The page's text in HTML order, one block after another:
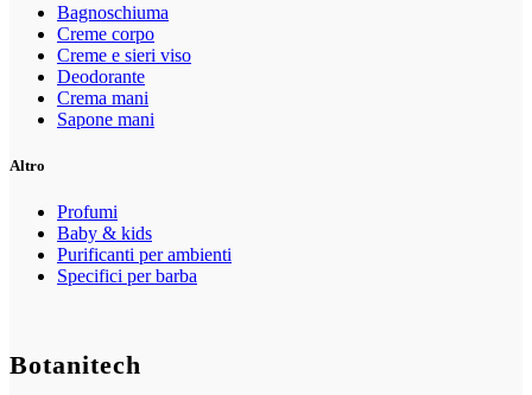
Bagnoschiuma
Creme corpo
Creme e sieri viso
Deodorante
Crema mani
Sapone mani
Altro
Profumi
Baby & kids
Purificanti per ambienti
Specifici per barba
Botanitech